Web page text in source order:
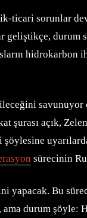
sorunlar
durum
hidrokarbon
şurası açık,
sürecinin
yapacak. Bu
durum şöyle: